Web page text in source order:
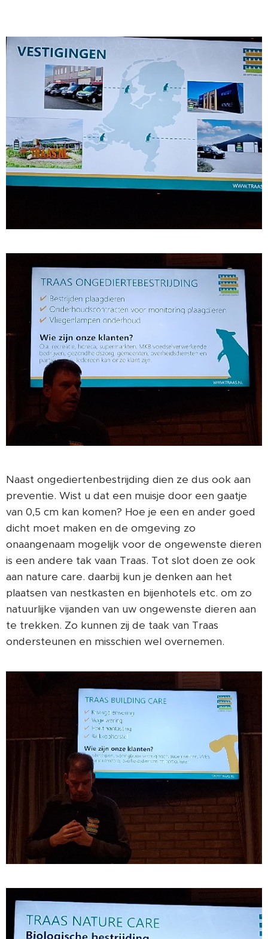
Naast ongediertenbestrijding dien ze dus ook aan
preventie. Wist u dat een muisje door een gaatje
van 0,5 cm kan komen? Hoe je een en ander goed
dicht moet maken en de omgeving zo
onaangenaam mogelijk voor de ongewenste dieren
is een andere tak vaan Traas. Tot slot doen ze ook
aan nature care. daarbij kun je denken aan het
plaatsen van nestkasten en bijenhotels etc. om zo
natuurlijke vijanden van uw ongewenste dieren aan
te trekken. Zo kunnen zij de taak van Traas
ondersteunen en misschien wel overnemen.